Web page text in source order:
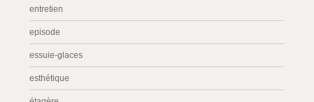
entretien
episode
essuie-glaces
esthétique